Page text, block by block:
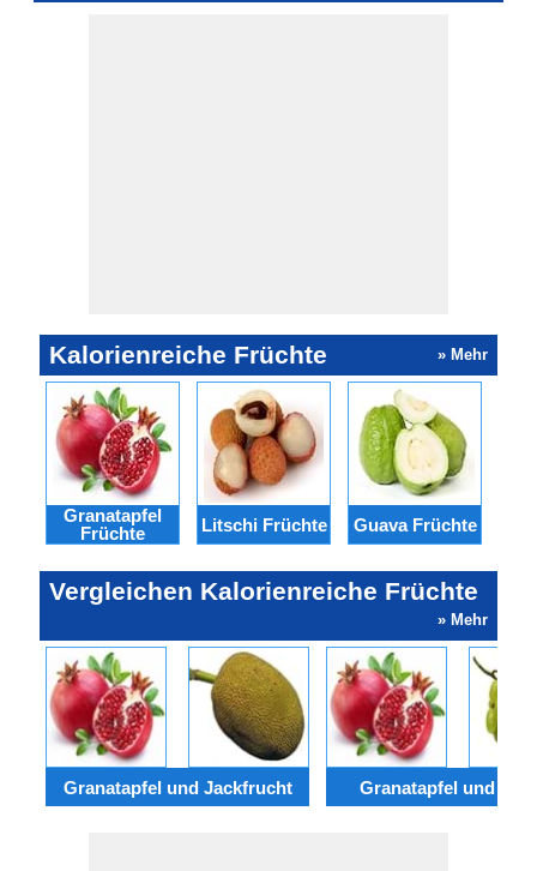
Kalorienreiche Früchte » Mehr
Granatapfel
Früchte
Litschi Früchte Guava Früchte
Vergleichen Kalorienreiche Früchte
» Mehr
Granatapfel und Jackfrucht Granatapfel und